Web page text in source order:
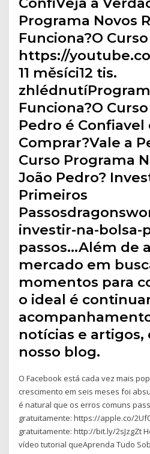
Programa Novos
Funciona?O
https://
11 měsíci12 tis.
Funciona?O
Pedro é Confiavel
Comprar?Vale a
Curso Programa
João Pedro?
Primeiros
investir-na-bolsa-
passos…Além de
mercado em
momentos para
o ideal é
notícias e artigos,
nosso blog.
O Facebook está cada vez mais
crescimento em seis meses foi
é natural que os erros comuns
gratuitamente: https://apple.co/
gratuitamente: http://bit.ly/2sJzgZt
vídeo tutorial queAprenda Tudo